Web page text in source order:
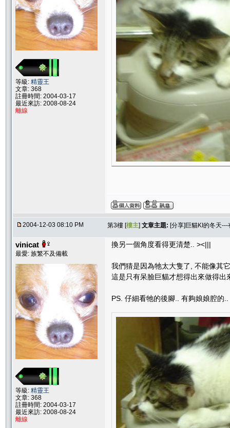
等級: 精靈王
文章: 368
註冊時間: 2004-03-17
最近來訪: 2008-08-24
離線
2004-12-03 08:10 PM 第3樓 [樓主] 文章主題: [分享]巨貓KI的冬天
vinicat
最愛: 族繁不及備載
等級: 精靈王
文章: 368
註冊時間: 2004-03-17
最近來訪: 2008-08-24
離線
換另一個角度看得更清楚.. ><|||
我們猜是因為牠太大隻了, 不能像其
這是只有呆臉巨貓才想得出來做得出
PS. 仔細看牠的後腳.. 有夠娘娘腔